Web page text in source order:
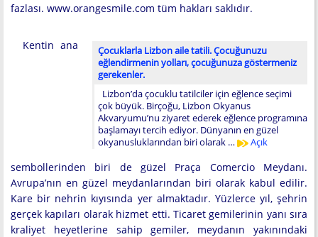
fazlası. www.orangesmile.com tüm hakları saklıdır.
Çocuklarla Lizbon aile tatili. Çocuğunuzu
eğlendirmenin yolları, çocuğunuza göstermeniz
gerekenler.
Lizbon’da çocuklu tatilciler için eğlence seçimi
çok büyük. Birçoğu, Lizbon Okyanus
Akvaryumu’nu ziyaret ederek eğlence programına
başlamayı tercih ediyor. Dünyanın en güzel
okyanusluklarından biri olarak …
Açık
Kentin ana
sembollerinden biri de güzel Praça Comercio Meydanı.
Avrupa’nın en güzel meydanlarından biri olarak kabul edilir.
Kare bir nehrin kıyısında yer almaktadır. Yüzlerce yıl, şehrin
gerçek kapıları olarak hizmet etti. Ticaret gemilerinin yanı sıra
kraliyet heyetlerine sahip gemiler, meydanın yakınındaki